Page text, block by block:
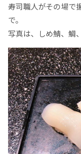
寿司職人がその場で
で。
写真は、しめ鯖、鯛